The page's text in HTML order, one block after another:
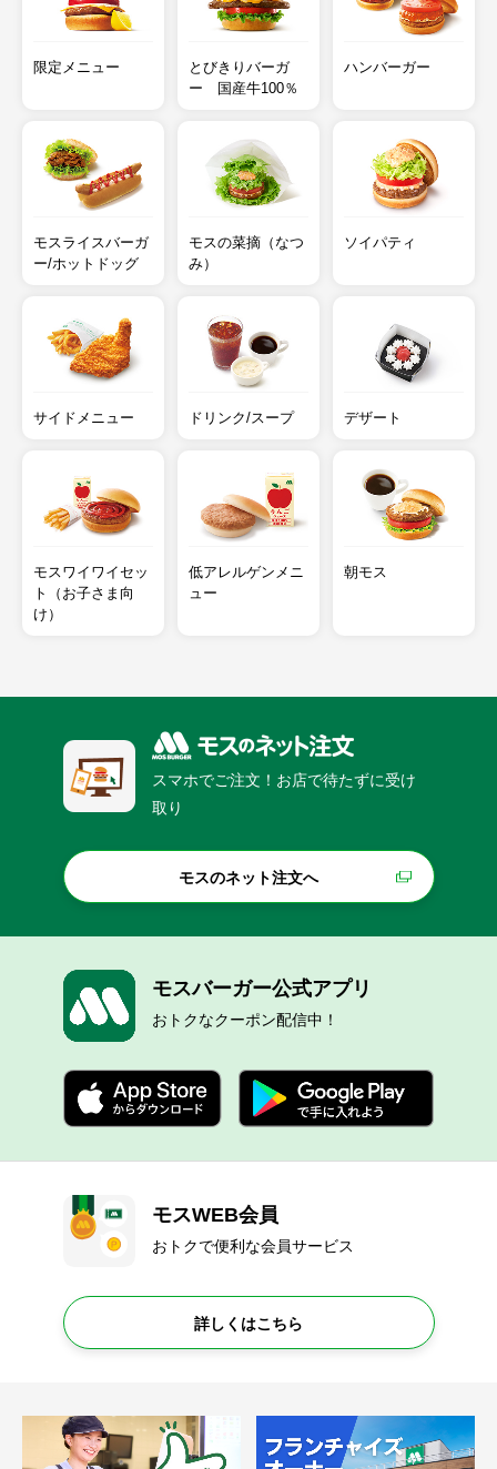
限定メニュー
とびきりバーガ
ー 国産牛100％
ハンバーガー
モスライスバーガ
ー/ホットドッグ
モスの菜摘（なつ
み）
ソイパティ
サイドメニュー ドリンク/スープ デザート
モスワイワイセッ
ト（お子さま向
け）
低アレルゲンメニ
ュー
朝モス
スマホでご注文！お店で待たずに受け
取り
モスのネット注文へ
モスバーガー公式アプリ
おトクなクーポン配信中！
モスWEB会員
おトクで便利な会員サービス
詳しくはこちら